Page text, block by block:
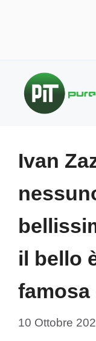
contenuto
Ivan
il bello
famosa
10 Ottobre